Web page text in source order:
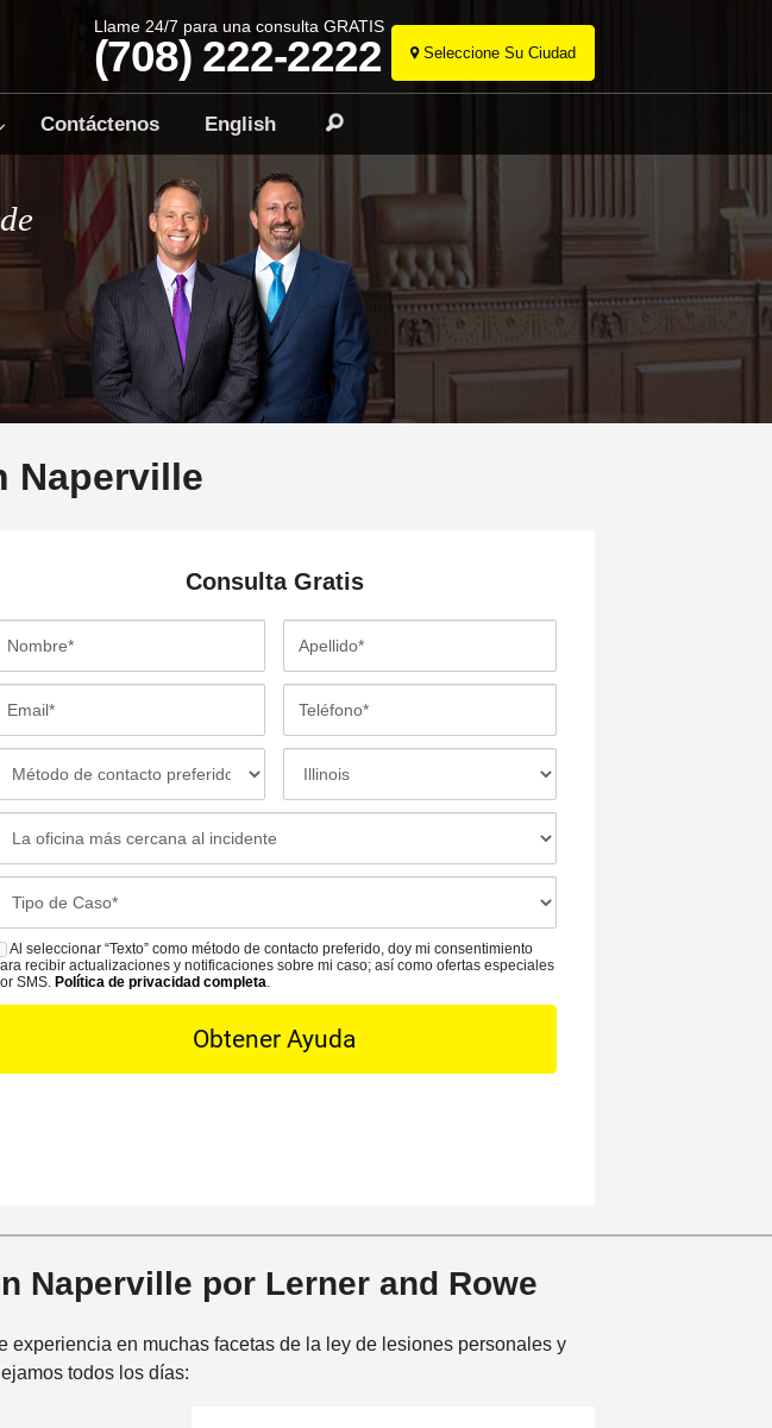
Seleccione Su Ciudad
Ir
contenido
Llame 24/7 para una consulta GRATIS
(708) 222-2222
Contáctenos English
Naperville
Consulta Gratis
e
l
d
*
l
f
n
*
c
c
ó
n
l
i
Al seleccionar “Texto” como método de contacto preferido, doy mi consentimiento
recibir actualizaciones y notificaciones sobre mi caso; así como ofertas especiales
SMS. Política de privacidad completa.
Naperville por Lerner and Rowe
experiencia en muchas facetas de la ley de lesiones personales y
todos los días: